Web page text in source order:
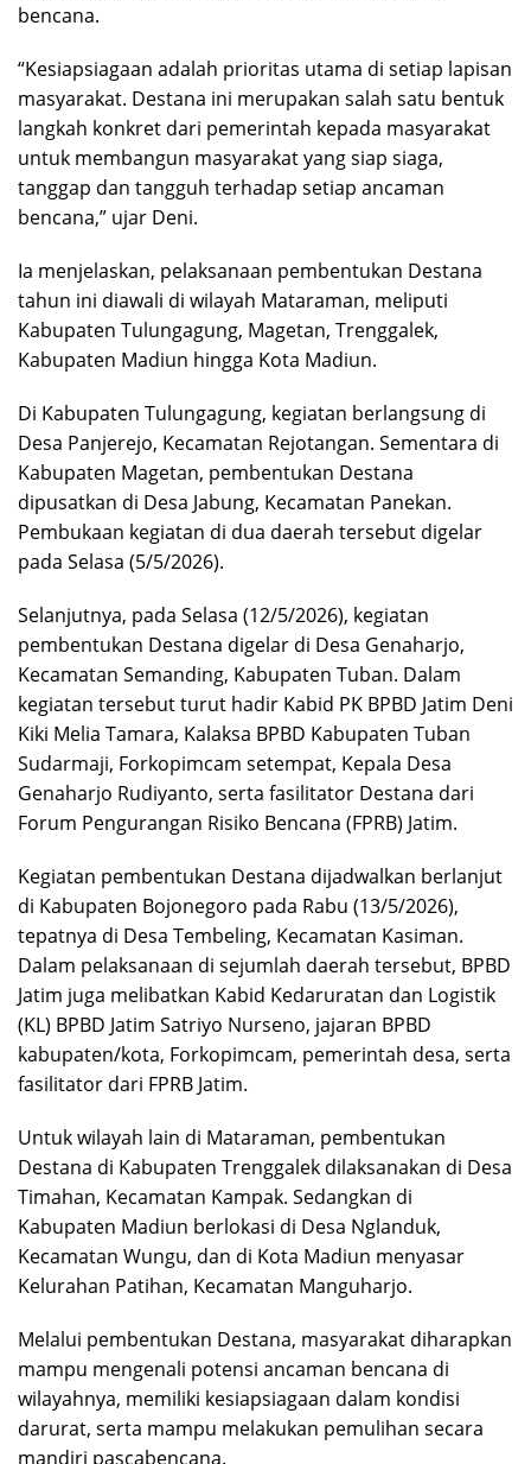
bencana.
“Kesiapsiagaan adalah prioritas utama di setiap lapisan
masyarakat. Destana ini merupakan salah satu bentuk
langkah konkret dari pemerintah kepada masyarakat
untuk membangun masyarakat yang siap siaga,
tanggap dan tangguh terhadap setiap ancaman
bencana,” ujar Deni.
Ia menjelaskan, pelaksanaan pembentukan Destana
tahun ini diawali di wilayah Mataraman, meliputi
Kabupaten Tulungagung, Magetan, Trenggalek,
Kabupaten Madiun hingga Kota Madiun.
Di Kabupaten Tulungagung, kegiatan berlangsung di
Desa Panjerejo, Kecamatan Rejotangan. Sementara di
Kabupaten Magetan, pembentukan Destana
dipusatkan di Desa Jabung, Kecamatan Panekan.
Pembukaan kegiatan di dua daerah tersebut digelar
pada Selasa (5/5/2026).
Selanjutnya, pada Selasa (12/5/2026), kegiatan
pembentukan Destana digelar di Desa Genaharjo,
Kecamatan Semanding, Kabupaten Tuban. Dalam
kegiatan tersebut turut hadir Kabid PK BPBD Jatim Deni
Kiki Melia Tamara, Kalaksa BPBD Kabupaten Tuban
Sudarmaji, Forkopimcam setempat, Kepala Desa
Genaharjo Rudiyanto, serta fasilitator Destana dari
Forum Pengurangan Risiko Bencana (FPRB) Jatim.
Kegiatan pembentukan Destana dijadwalkan berlanjut
di Kabupaten Bojonegoro pada Rabu (13/5/2026),
tepatnya di Desa Tembeling, Kecamatan Kasiman.
Dalam pelaksanaan di sejumlah daerah tersebut, BPBD
Jatim juga melibatkan Kabid Kedaruratan dan Logistik
(KL) BPBD Jatim Satriyo Nurseno, jajaran BPBD
kabupaten/kota, Forkopimcam, pemerintah desa, serta
fasilitator dari FPRB Jatim.
Untuk wilayah lain di Mataraman, pembentukan
Destana di Kabupaten Trenggalek dilaksanakan di Desa
Timahan, Kecamatan Kampak. Sedangkan di
Kabupaten Madiun berlokasi di Desa Nglanduk,
Kecamatan Wungu, dan di Kota Madiun menyasar
Kelurahan Patihan, Kecamatan Manguharjo.
Melalui pembentukan Destana, masyarakat diharapkan
mampu mengenali potensi ancaman bencana di
wilayahnya, memiliki kesiapsiagaan dalam kondisi
darurat, serta mampu melakukan pemulihan secara
mandiri pascabencana.